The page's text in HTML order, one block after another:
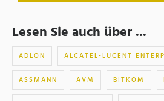
Lesen Sie auch über ...
ADLON ALCATEL-LUCENT
ASSMANN AVM BITKOM